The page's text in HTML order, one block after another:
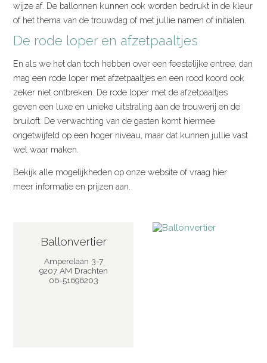
wijze af. De ballonnen kunnen ook worden bedrukt in de kleur
of het thema van de trouwdag of met jullie namen of initialen.
De rode loper en afzetpaaltjes
En als we het dan toch hebben over een feestelijke entree, dan
mag een rode loper met afzetpaaltjes en een rood koord ook
zeker niet ontbreken. De rode loper met de afzetpaaltjes
geven een luxe en unieke uitstraling aan de trouwerij en de
bruiloft. De verwachting van de gasten komt hiermee
ongetwijfeld op een hoger niveau, maar dat kunnen jullie vast
wel waar maken.
Bekijk alle mogelijkheden op onze website of vraag hier
meer informatie en prijzen aan.
Ballonvertier
Amperelaan 3-7
9207 AM Drachten
06-51696203